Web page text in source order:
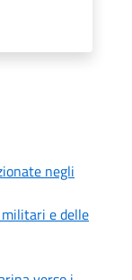
negli
militari e delle